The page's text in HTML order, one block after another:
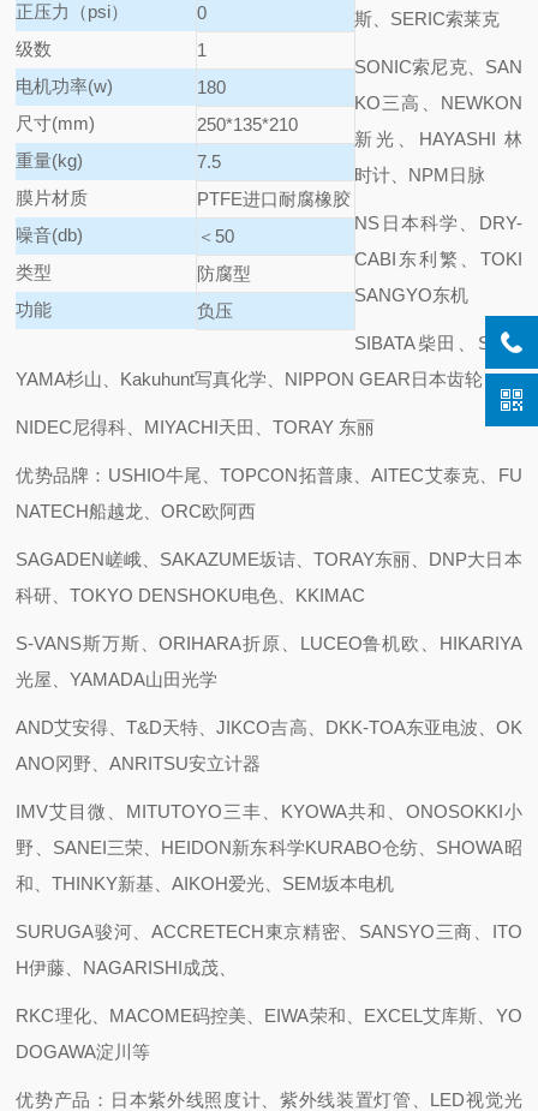
正压力（psi）
0
级数
1
电机功率(w)
180
尺寸(mm)
250*135*210
重量(kg)
7.5
膜片材质
PTFE进口耐腐橡胶
噪音(db)
＜50
类型
防腐型
功能
负压
斯、SERIC索莱克
SONIC索尼克、SAN
KO三高、NEWKON
新光、HAYASHI 林
时计、NPM日脉
NS日本科学、DRY-
CABI东利繁、TOKI
SANGYO东机
SIBATA柴田、SUGI
YAMA杉山、Kakuhunt写真化学、NIPPON GEAR日本齿轮
NIDEC尼得科、MIYACHI天田、TORAY 东丽
优势品牌：USHIO牛尾、TOPCON拓普康、AITEC艾泰克、FU
NATECH船越龙、ORC欧阿西
SAGADEN嵯峨、SAKAZUME坂诘、TORAY东丽、DNP大日本
科研、TOKYO DENSHOKU电色、KKIMAC
S-VANS斯万斯、ORIHARA折原、LUCEO鲁机欧、HIKARIYA
光屋、YAMADA山田光学
AND艾安得、T&D天特、JIKCO吉高、DKK-TOA东亚电波、OK
ANO冈野、ANRITSU安立计器
IMV艾目微、MITUTOYO三丰、KYOWA共和、ONOSOKKI小
野、SANEI三荣、HEIDON新东科学KURABO仓纺、SHOWA昭
和、THINKY新基、AIKOH爱光、SEM坂本电机
SURUGA骏河、ACCRETECH東京精密、SANSYO三商、ITO
H伊藤、NAGARISHI成茂、
RKC理化、MACOME码控美、EIWA荣和、EXCEL艾库斯、YO
DOGAWA淀川等
优势产品：日本紫外线照度计、紫外线装置灯管、LED视觉光